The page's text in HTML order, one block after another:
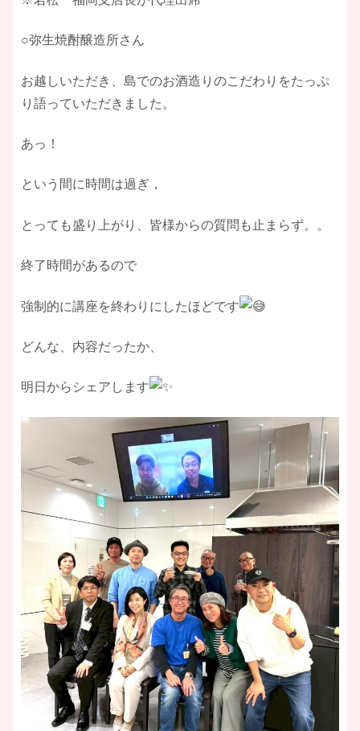
○弥生焼酎醸造所さん
お越しいただき、島でのお酒造りのこだわりをたっぷ
り語っていただきました。
あっ！
という間に時間は過ぎ，
とっても盛り上がり、皆様からの質問も止まらず。。
終了時間があるので
強制的に講座を終わりにしたほどです
どんな、内容だったか、
明日からシェアします